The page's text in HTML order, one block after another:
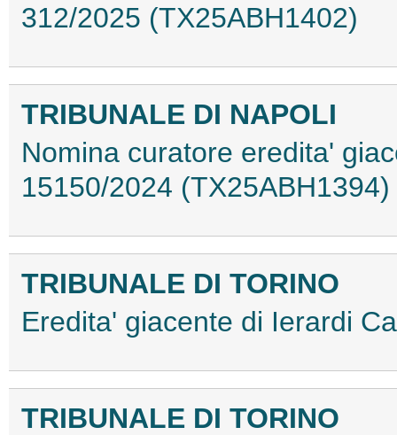
312/2025 (TX25ABH1402)
TRIBUNALE DI NAPOLI
Nomina curatore eredita'
15150/2024 (TX25ABH1394)
TRIBUNALE DI TORINO
Eredita' giacente di Ierardi
TRIBUNALE DI TORINO